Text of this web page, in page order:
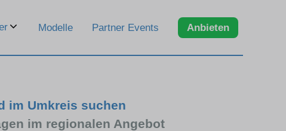
Modelle Partner Events Anbieten
im Umkreis suchen
im regionalen Angebot